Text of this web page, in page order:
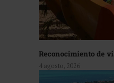
Reconocimiento de
4 agosto, 2026